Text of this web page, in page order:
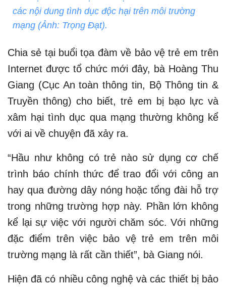
các nội dung tình dục độc hại trên môi trường
mạng (Ảnh: Trọng Đạt).
Chia sẻ tại buổi tọa đàm về bảo vệ trẻ em trên
Internet được tổ chức mới đây, bà Hoàng Thu
Giang (Cục An toàn thông tin, Bộ Thông tin &
Truyền thông) cho biết, trẻ em bị bạo lực và
xâm hại tình dục qua mạng thường không kể
với ai về chuyện đã xảy ra.
“Hầu như không có trẻ nào sử dụng cơ chế
trình báo chính thức để trao đổi với công an
hay qua đường dây nóng hoặc tổng đài hỗ trợ
trong những trường hợp này. Phần lớn không
kể lại sự việc với người chăm sóc. Với những
đặc điểm trên việc bảo vệ trẻ em trên môi
trường mạng là rất cần thiết”, bà Giang nói.
Hiện đã có nhiều công nghệ và các thiết bị bảo